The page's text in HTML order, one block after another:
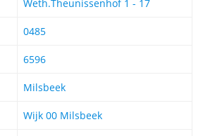
Weth.Theunissenhof 1 - 17
0485
6596
Milsbeek
Wijk 00 Milsbeek